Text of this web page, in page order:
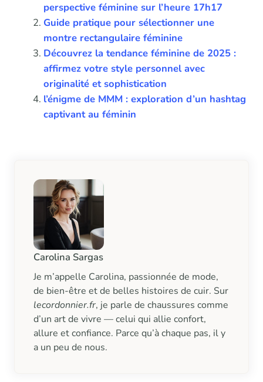
perspective féminine sur l’heure 17h17
Guide pratique pour sélectionner une
montre rectangulaire féminine
Découvrez la tendance féminine de 2025 :
affirmez votre style personnel avec
originalité et sophistication
l’énigme de MMM : exploration d’un hashtag
captivant au féminin
Carolina Sargas
Je m’appelle Carolina, passionnée de mode,
de bien-être et de belles histoires de cuir. Sur
lecordonnier.fr, je parle de chaussures comme
d’un art de vivre — celui qui allie confort,
allure et confiance. Parce qu’à chaque pas, il y
a un peu de nous.